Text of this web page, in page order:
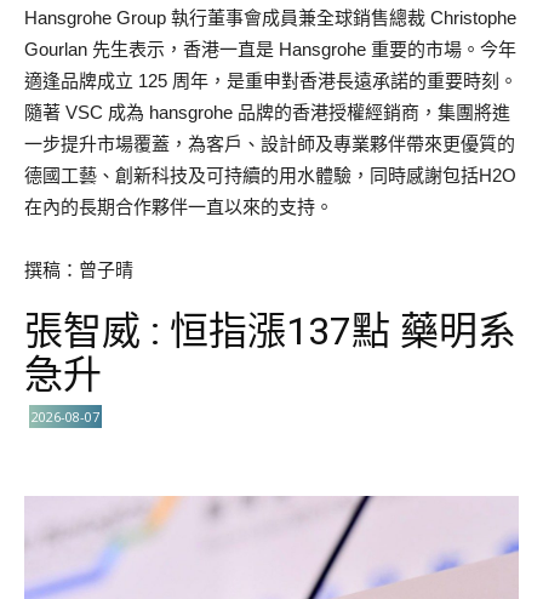
Hansgrohe Group 執行董事會成員兼全球銷售總裁 Christophe
Gourlan 先生表示，香港一直是 Hansgrohe 重要的市場。今年
適逢品牌成立 125 周年，是重申對香港長遠承諾的重要時刻。
隨著 VSC 成為 hansgrohe 品牌的香港授權經銷商，集團將進
一步提升市場覆蓋，為客戶、設計師及專業夥伴帶來更優質的
德國工藝、創新科技及可持續的用水體驗，同時感謝包括H2O
在內的長期合作夥伴一直以來的支持。
撰稿：曾子晴
張智威 : 恒指漲137點 藥明系
急升
2026-08-07